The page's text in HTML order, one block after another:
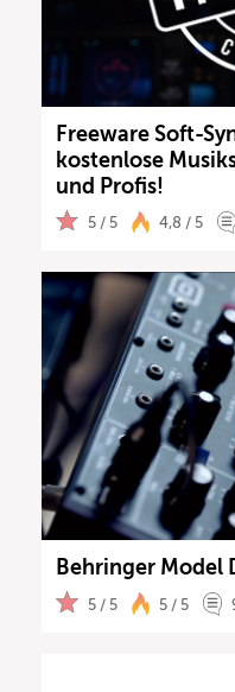
Freeware Soft-
kostenlose
und Profis!
5 / 5 4,8 / 5
Behringer Model
5 / 5 5 / 5